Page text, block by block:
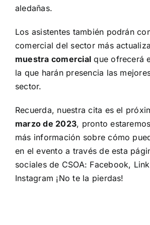
aledañas.
Los asistentes también podrán
comercial del sector más
muestra comercial que ofrecerá
la que harán presencia las
sector.
Recuerda, nuestra cita es el
marzo de 2023, pronto
más información sobre cómo
en el evento a través de esta
sociales de CSOA: Facebook,
Instagram ¡No te la pierdas!